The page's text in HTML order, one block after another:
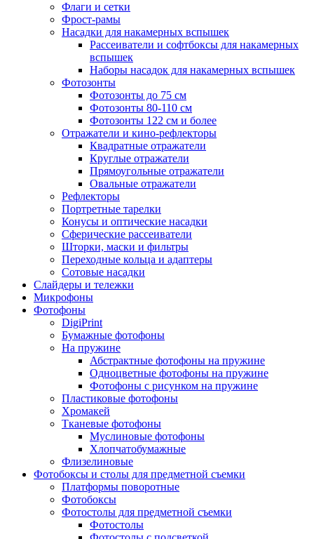
Флаги и сетки
Фрост-рамы
Насадки для накамерных вспышек
Рассеиватели и софтбоксы для накамерных
вспышек
Наборы насадок для накамерных вспышек
Фотозонты
Фотозонты до 75 см
Фотозонты 80-110 см
Фотозонты 122 см и более
Отражатели и кино-рефлекторы
Квадратные отражатели
Круглые отражатели
Прямоугольные отражатели
Овальные отражатели
Рефлекторы
Портретные тарелки
Конусы и оптические насадки
Сферические рассеиватели
Шторки, маски и фильтры
Переходные кольца и адаптеры
Сотовые насадки
Слайдеры и тележки
Микрофоны
Фотофоны
DigiPrint
Бумажные фотофоны
На пружине
Абстрактные фотофоны на пружине
Одноцветные фотофоны на пружине
Фотофоны с рисунком на пружине
Пластиковые фотофоны
Хромакей
Тканевые фотофоны
Муслиновые фотофоны
Хлопчатобумажные
Флизелиновые
Фотобоксы и столы для предметной съемки
Платформы поворотные
Фотобоксы
Фотостолы для предметной съемки
Фотостолы